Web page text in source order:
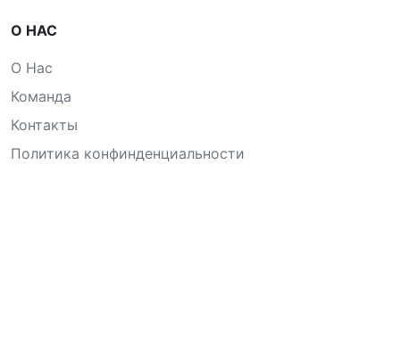
О НАС
О Нас
Команда
Контакты
Политика конфинденциальности